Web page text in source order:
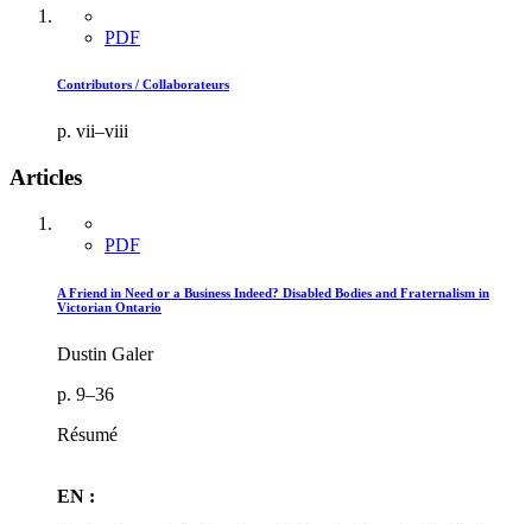
PDF
Contributors / Collaborateurs
p. vii–viii
Articles
PDF
A Friend in Need or a Business Indeed? Disabled Bodies and Fraternalism in
Victorian Ontario
Dustin Galer
p. 9–36
Résumé
EN :